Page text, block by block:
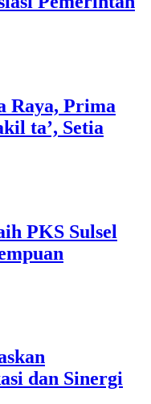
Raya, Prima
ta’, Setia
PKS Sulsel
dan Sinergi